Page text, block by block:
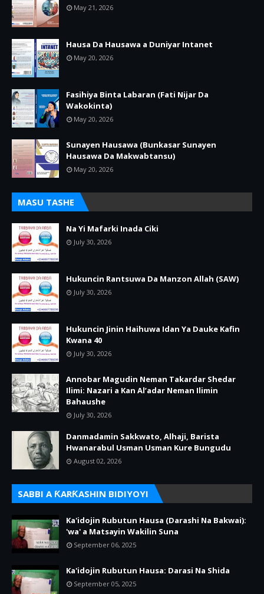
May 21, 2026
Hausa Da Hausawa a Duniyar Intanet
May 20, 2026
Fasihiya Binta Labaran (Fati Nijar Da
Wakokinta)
May 20, 2026
Sunayen Hausawa (Bunkasar Sunayen
Hausawa Da Makwabtansu)
May 20, 2026
MASU TASHE
Na Yi Mafarki Inada Ciki
July 30, 2026
Hukuncin Rantsuwa Da Manzon Allah (SAW)
July 30, 2026
Hukuncin Jinin Haihuwa Idan Ya Dauke Kafin
Kwana 40
July 30, 2026
Annobar Magudin Neman Takardar Shedar
Ilimi: Nazari a Kan Al’adar Neman Ilimin
Bahaushe
July 30, 2026
Danmadamin Sakkwato, Alhaji, Barista
Hwanarabul Usman Usman Kure Bungudu
August 02, 2026
SABBI A ƘARƘASHIN BIDIYOYI
Ka'idojin Rubutun Hausa (Darashi Na Bakwai):
'wa' a Matsayin Wakilin Suna
September 06, 2025
Ka'idojin Rubutun Hausa: Darasi Na Shida
September 05, 2025